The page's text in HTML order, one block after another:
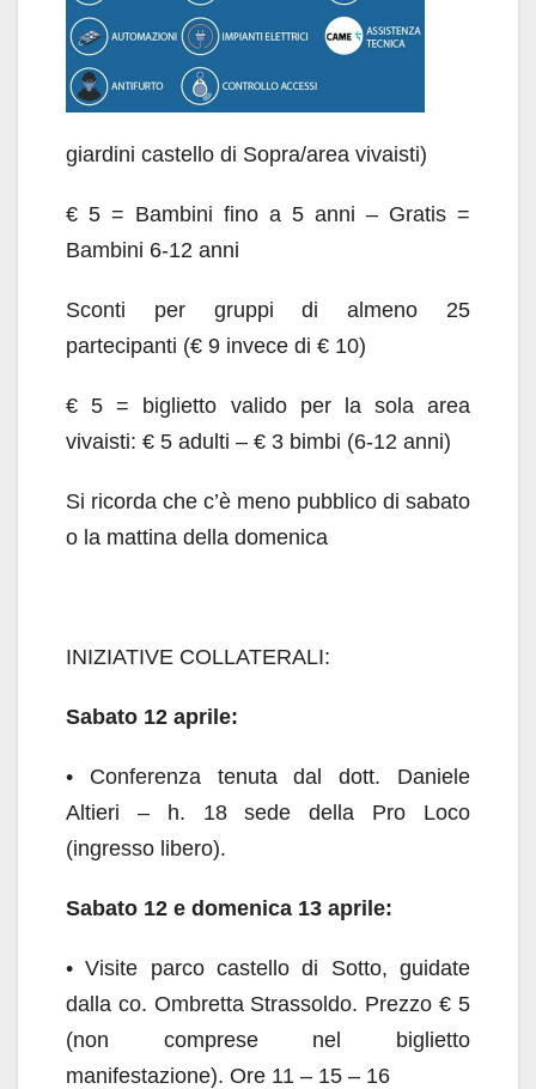
giardini castello di Sopra/area vivaisti)
€ 5 = Bambini fino a 5 anni – Gratis =
Bambini 6-12 anni
Sconti per gruppi di almeno 25
partecipanti (€ 9 invece di € 10)
€ 5 = biglietto valido per la sola area
vivaisti: € 5 adulti – € 3 bimbi (6-12 anni)
Si ricorda che c’è meno pubblico di sabato
o la mattina della domenica
INIZIATIVE COLLATERALI:
Sabato 12 aprile:
• Conferenza tenuta dal dott. Daniele
Altieri – h. 18 sede della Pro Loco
(ingresso libero).
Sabato 12 e domenica 13 aprile:
• Visite parco castello di Sotto, guidate
dalla co. Ombretta Strassoldo. Prezzo € 5
(non comprese nel biglietto
manifestazione). Ore 11 – 15 – 16